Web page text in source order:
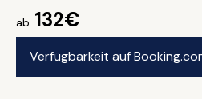
ab 132€
Verfügbarkeit auf